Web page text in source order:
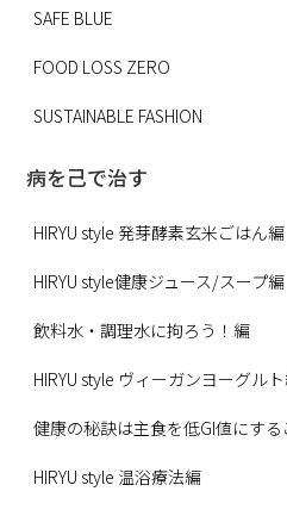
SAFE BLUE
FOOD LOSS ZERO
SUSTAINABLE FASHION
病を己で治す
HIRYU style 発芽酵素玄米ごはん編
HIRYU style健康ジュース/スープ編
飲料水・調理水に拘ろう！編
HIRYU style ヴィーガンヨーグル
健康の秘訣は主食を低GI値にす
HIRYU style 温浴療法編